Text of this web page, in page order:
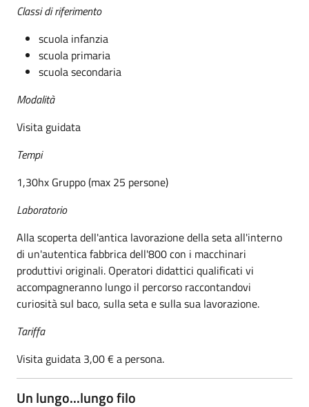
Classi di riferimento
scuola infanzia
scuola primaria
scuola secondaria
Modalità
Visita guidata
Tempi
1,30hx Gruppo (max 25 persone)
Laboratorio
Alla scoperta dell'antica lavorazione della seta all'interno
di un'autentica fabbrica dell'800 con i macchinari
produttivi originali. Operatori didattici qualificati vi
accompagneranno lungo il percorso raccontandovi
curiosità sul baco, sulla seta e sulla sua lavorazione.
Tariffa
Visita guidata 3,00 € a persona.
Un lungo...lungo filo